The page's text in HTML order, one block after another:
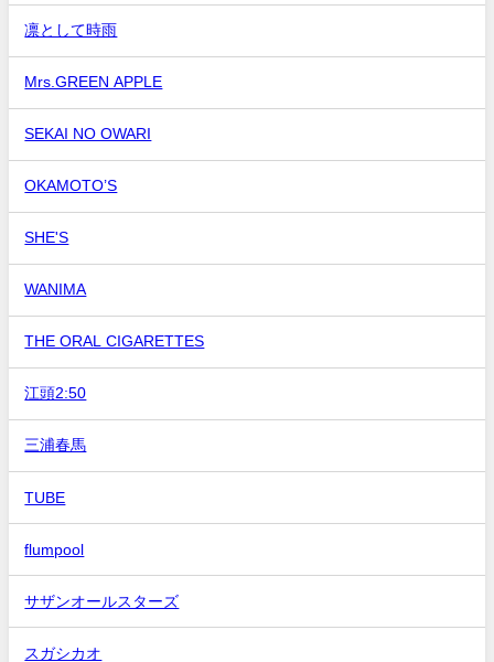
凛として時雨
Mrs.GREEN APPLE
SEKAI NO OWARI
OKAMOTO’S
SHE'S
WANIMA
THE ORAL CIGARETTES
江頭2:50
三浦春馬
TUBE
flumpool
サザンオールスターズ
スガシカオ